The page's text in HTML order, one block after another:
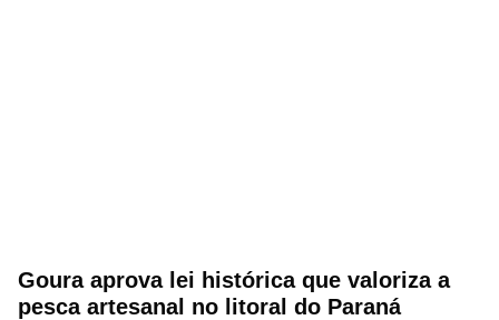
Goura aprova lei histórica que valoriza a
pesca artesanal no litoral do Paraná